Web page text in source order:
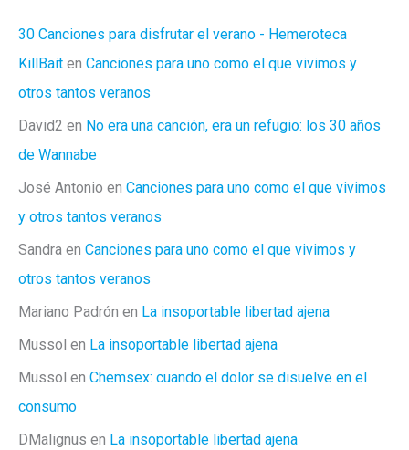
30 Canciones para disfrutar el verano - Hemeroteca
KillBait en Canciones para uno como el que vivimos y
otros tantos veranos
David2 en No era una canción, era un refugio: los 30 años
de Wannabe
José Antonio en Canciones para uno como el que vivimos
y otros tantos veranos
Sandra en Canciones para uno como el que vivimos y
otros tantos veranos
Mariano Padrón en La insoportable libertad ajena
Mussol en La insoportable libertad ajena
Mussol en Chemsex: cuando el dolor se disuelve en el
consumo
DMalignus en La insoportable libertad ajena